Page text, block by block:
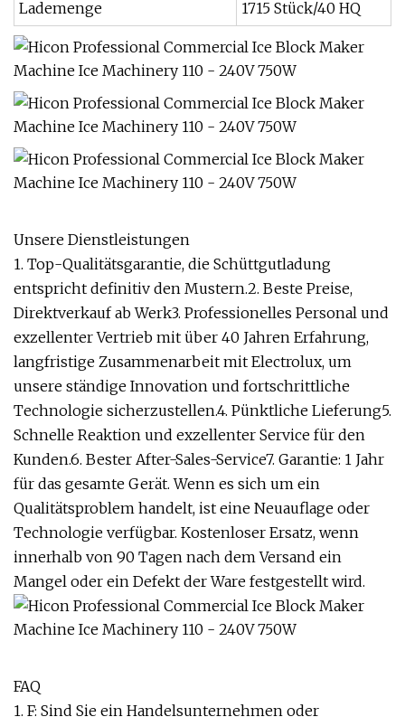
Lademenge
1715 Stück/40 HQ
Unsere Dienstleistungen
1. Top-Qualitätsgarantie, die Schüttgutladung
entspricht definitiv den Mustern.2. Beste Preise,
Direktverkauf ab Werk3. Professionelles Personal und
exzellenter Vertrieb mit über 40 Jahren Erfahrung,
langfristige Zusammenarbeit mit Electrolux, um
unsere ständige Innovation und fortschrittliche
Technologie sicherzustellen.4. Pünktliche Lieferung5.
Schnelle Reaktion und exzellenter Service für den
Kunden.6. Bester After-Sales-Service7. Garantie: 1 Jahr
für das gesamte Gerät. Wenn es sich um ein
Qualitätsproblem handelt, ist eine Neuauflage oder
Technologie verfügbar. Kostenloser Ersatz, wenn
innerhalb von 90 Tagen nach dem Versand ein
Mangel oder ein Defekt der Ware festgestellt wird.
FAQ
1. F: Sind Sie ein Handelsunternehmen oder